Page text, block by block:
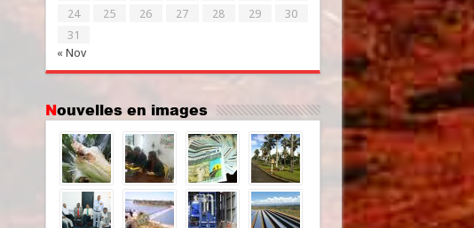
« Nov
24
25 26 27 28 29
30
31
Nouvelles en images